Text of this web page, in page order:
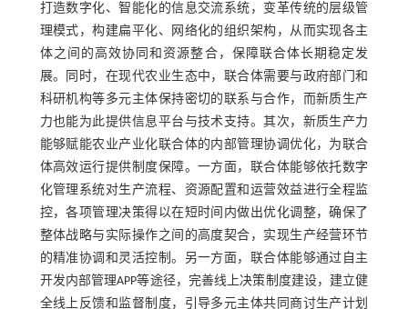
打造数字化、智能化的信息交流系统，变革传统的层级管
理模式，构建扁平化、网络化的组织架构，从而实现各主
体之间的高效协同和资源整合，保障联合体长期稳定发
展。同时，在现代农业生态中，联合体需要与政府部门和
科研机构等多元主体保持密切的联系与合作，而新质生产
力也能为此提供信息平台与技术支持。其次，新质生产力
能够赋能农业产业化联合体的内部管理协调优化，为联合
体高效运行提供制度保障。一方面，联合体能够依托数字
化管理系统对生产流程、资源配置和运营效益进行全程监
控，各项管理决策得以在短时间内做出优化调整，确保了
整体战略与实际操作之间的高度契合，实现生产经营环节
的精准协调和灵活控制。另一方面，联合体能够通过自主
开发内部管理APP等途径，完善线上决策制度建设，建立健
全线上反馈和监督制度，引导多元主体共同商讨生产计划